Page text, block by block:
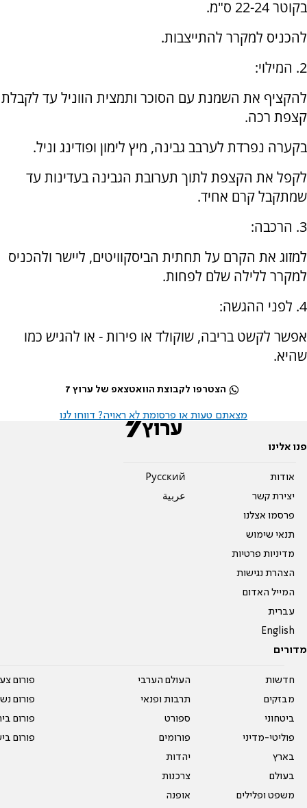
בקוטר 22-24 ס"מ.
להכניס למקרר להתייצבות.
2. המילוי:
להקציף את השמנת עם הסוכר ותמצית הווניל עד לקבלת
קצפת רכה.
בקערה נפרדת לערבב גבינה, מיץ לימון ופודינג וניל.
לקפל את הקצפת לתוך תערובת הגבינה בעדינות עד
שמתקבל קרם אחיד.
3. הרכבה:
למזוג את הקרם על תחתית הביסקוויטים, ליישר ולהכניס
למקרר ללילה שלם לפחות.
4. לפני ההגשה:
אפשר לקשט בריבה, שוקולד או פירות - או להגיש כמו
שהיא.
הצטרפו לקבוצת הוואטצאפ של ערוץ 7
מצאתם טעות או פרסומת לא ראויה? דווחו לנו
פנו אלינו
אודות
יצירת קשר
פרסמו אצלנו
תנאי שימוש
מדיניות פרטיות
הצהרת נגישות
המייל האדום
עברית
English
Pусский
عربية
מדורים
חדשות
מבזקים
ביטחוני
פוליטי-מדיני
בארץ
בעולם
משפט ופלילים
העולם הערבי
תרבות ופנאי
ספורט
פורומים
יהדות
צרכנות
אופנה
פורום
פורום
פורום
פורום